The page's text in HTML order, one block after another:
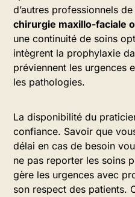
d’autres professionnels
chirurgie maxillo-faciale
une continuité de soins
intègrent la prophylaxie
préviennent les urgences
les pathologies.
La disponibilité du
confiance. Savoir que
délai en cas de besoin
ne pas reporter les soins
gère les urgences avec
son respect des patients.